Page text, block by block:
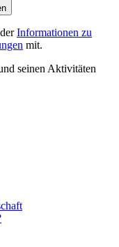
Informationen zu
mit.
seinen Aktivitäten